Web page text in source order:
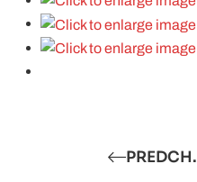
PREDCH.